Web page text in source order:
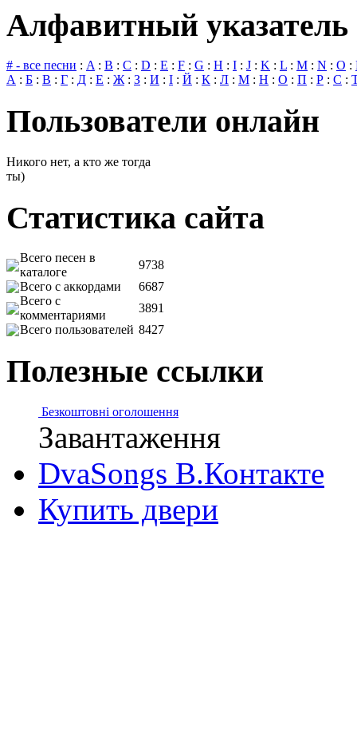
Алфавитный указатель
# - все песни : A: B : C : D : E : F : G : H : I : J : K : L : M : N : O :
А : Б : В : Г : Д : Е : Ж: З : И : І : Й : К : Л : М : Н : О : П : Р : С :
Пользователи онлайн
Никого нет, а кто же тогда
ты)
Статистика сайта
Всего песен в
каталоге
9738
Всего с аккордами
6687
Всего с
комментариями
3891
Всего пользователей 8427
Полезные ссылки
Безкоштовні оголошення
Завантаження
DvaSongs В.Контакте
Купить двери